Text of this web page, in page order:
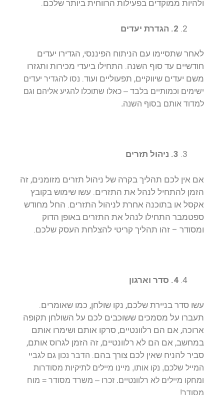
ולהיות ממוקדים בפעילות הרווחית ביותר שלכם.
2. הגדרת יעדים
לאחר שתסיימו עם הניתוח הפיננסי, הגדירו יעדים
חודשיים עד סוף השנה. התחילו ביעדי מכירות ותגזרו
משם יעדים שיווקיים, תפעוליים ועוד. נסו להגדיר יעדים
ישימים וכמותיים בלבד – כאלו שתוכלו להגיע אליהם וגם
למדוד אותם בסוף השנה.
3. ניהול תזרים
אם אין לכם תהליך בקרה של ניהול תזרים מזומנים, זה
הזמן להתחיל לנהל את התזרים. עשו שימוש בקובץ
אקסל או בתוכנה אחרת לניהול התזרים. החל מחודש
ספטמבר התחילו לנהל את התזרים באופן הדוק
ומסודר – זהו תהליך קריטי להצלחת העסק שלכם.
4. סדר וארגון
עשו סדר בניירת שלכם, נקו שולחן, כמו שאומרים.
תעברו על מסמכים ששוכבים לכם על השולחן תקופה
ארוכה, אם הם רלוונטיים, סרקו אותם ושימרו אותם
במחשב, אם הם לא רלוונטיים, זה הזמן לגרוס אותם,
סביר להניח שאין לכם צורך בהם. הדבר נכון גם לגביי
המייל שלכם, נקו אותו, מיינו מיילים לתיקיות מסודרות
ומחקו מיילים לא רלוונטיים. זכרו – משרד מסודר = מוח
מסודר!